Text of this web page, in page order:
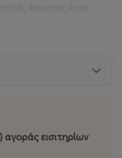
έχοντας έναν
και ιλιγγιώδη
οι απώλειες και το
κίνηση,
να σταματήσει
μετατρέπεται σε
εισιτηρίων